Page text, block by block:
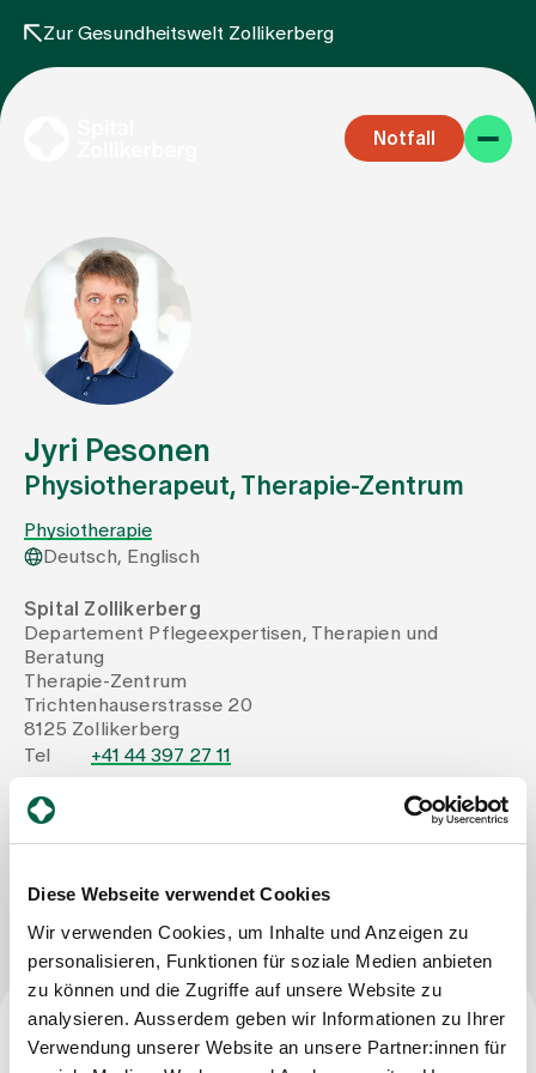
Diese Webseite verwendet Cookies
Wir verwenden Cookies, um Inhalte und Anzeigen zu
personalisieren, Funktionen für soziale Medien anbieten
zu können und die Zugriffe auf unsere Website zu
analysieren. Ausserdem geben wir Informationen zu Ihrer
Verwendung unserer Website an unsere Partner:innen für
Zur Gesundheitswelt Zollikerberg
Notfall
Fachbereiche
Aufenthalt
Team
Zuweisende
Events
Über uns
Jobs & Karriere
Babygalerie
Blog
Jyri Pesonen
Physiotherapeut, Therapie-Zentrum
Physiotherapie
Deutsch, Englisch
Spital Zollikerberg
Departement Pflegeexpertisen, Therapien und
Beratung
Therapie-Zentrum
Trichtenhauserstrasse 20
8125 Zollikerberg
Tel
+41 44 397 27 11
Nachricht schreiben
Beruf